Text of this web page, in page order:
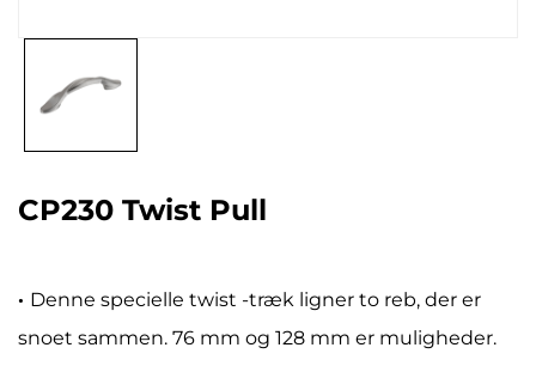
CP230 Twist Pull
· Denne specielle twist -træk ligner to reb, der er
snoet sammen. 76 mm og 128 mm er muligheder.